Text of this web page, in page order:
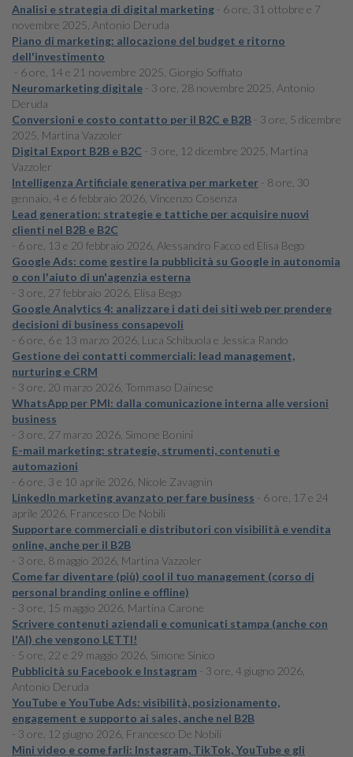
Analisi e strategia di digital marketing - 6 ore, 31 ottobre e 7
novembre 2025, Antonio Deruda
Piano di marketing: allocazione del budget e ritorno
dell'investimento
- 6 ore, 14 e 21 novembre 2025, Giorgio Soffiato
Neuromarketing digitale - 3 ore, 28 novembre 2025, Antonio
Deruda
Conversioni e costo contatto per il B2C e B2B - 3 ore, 5 dicembre
2025, Martina Vazzoler
Digital Export B2B e B2C - 3 ore, 12 dicembre 2025, Martina
Vazzoler
Intelligenza Artificiale generativa per marketer - 8 ore, 30
gennaio, 4 e 6 febbraio 2026, Vincenzo Cosenza
Lead generation: strategie e tattiche per acquisire nuovi
clienti nel B2B e B2C
- 6 ore, 13 e 20 febbraio 2026, Alessandro Facco ed Elisa Bego
Google Ads: come gestire la pubblicità su Google in autonomia
o con l'aiuto di un'agenzia esterna
- 3 ore, 27 febbraio 2026, Elisa Bego
Google Analytics 4: analizzare i dati dei siti web per prendere
decisioni di business consapevoli
- 6 ore, 6 e 13 marzo 2026, Luca Schibuola e Jessica Rando
Gestione dei contatti commerciali: lead management,
nurturing e CRM
- 3 ore, 20 marzo 2026, Tommaso Dainese
WhatsApp per PMI: dalla comunicazione interna alle versioni
business
- 3 ore, 27 marzo 2026, Simone Bonini
E-mail marketing: strategie, strumenti, contenuti e
automazioni
- 6 ore, 3 e 10 aprile 2026, Nicole Zavagnin
LinkedIn marketing avanzato per fare business - 6 ore, 17 e 24
aprile 2026, Francesco De Nobili
Supportare commerciali e distributori con visibilità e vendita
online, anche per il B2B
- 3 ore, 8 maggio 2026, Martina Vazzoler
Come far diventare (più) cool il tuo management (corso di
personal branding online e offline)
- 3 ore, 15 maggio 2026, Martina Carone
Scrivere contenuti aziendali e comunicati stampa (anche con
l'AI) che vengono LETTI!
- 5 ore, 22 e 29 maggio 2026, Simone Sinico
Pubblicità su Facebook e Instagram - 3 ore, 4 giugno 2026,
Antonio Deruda
YouTube e YouTube Ads: visibilità, posizionamento,
engagement e supporto ai sales, anche nel B2B
- 3 ore, 12 giugno 2026, Francesco De Nobili
Mini video e come farli: Instagram, TikTok, YouTube e gli